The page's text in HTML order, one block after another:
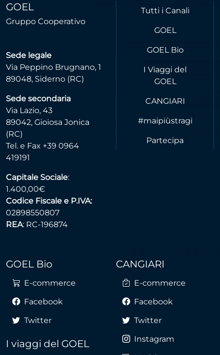
GOEL
Gruppo Cooperativo
Sede legale
Via Peppino Brugnano, 1
89048, Siderno (RC)
Sede secondaria
Via Lazio, 43
89042, Gioiosa Jonica
(RC)
Tel. e Fax +39 0964
419191
Capitale Sociale:
1.400,00€
Codice Fiscale e P.IVA:
02898550807
REA: RC-196874
Tutti i Canali
GOEL
GOEL Bio
I Viaggi del
GOEL
CANGIARI
#maipiùstragi
Partecipa
GOEL Bio
E-commerce
Facebook
Twitter
I viaggi del GOEL
CANGIARI
E-commerce
Facebook
Twitter
Instagram